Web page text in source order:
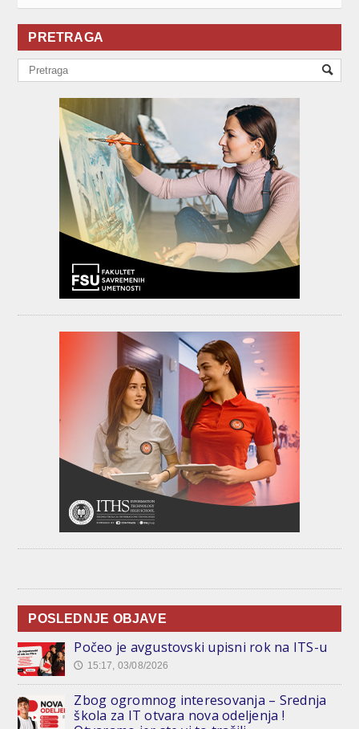
PRETRAGA
POSLEDNJE OBJAVE
Počeo je avgustovski upisni rok na ITS-u
🕔 15:17, 03/08/2026
Zbog ogromnog interesovanja – Srednja
škola za IT otvara nova odeljenja !